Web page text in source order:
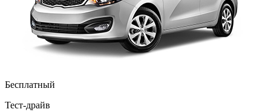
Бесплатный
Тест-драйв